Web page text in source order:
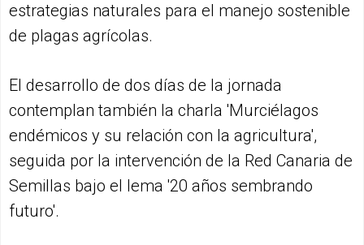
estrategias naturales para el manejo sostenible
de plagas agrícolas.
El desarrollo de dos días de la jornada
contemplan también la charla 'Murciélagos
endémicos y su relación con la agricultura',
seguida por la intervención de la Red Canaria de
Semillas bajo el lema '20 años sembrando
futuro'.